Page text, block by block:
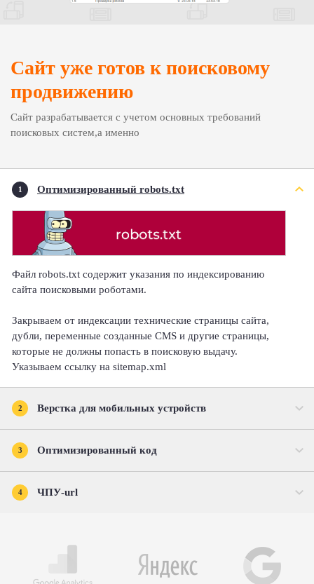
Сайт уже готов к поисковому
продвижению
Сайт разрабатывается с учетом основных требований
поисковых систем,а именно
1 Оптимизированный robots.txt
Файл robots.txt содержит указания по индексированию
сайта поисковыми роботами.
Закрываем от индексации технические страницы сайта,
дубли, переменные созданные CMS и другие страницы,
которые не должны попасть в поисковую выдачу.
Указываем ссылку на sitemap.xml
2 Верстка для мобильных устройств
3 Оптимизированный код
4 ЧПУ-url